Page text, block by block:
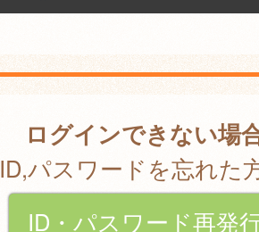
ログインできない場
ID,パスワードを忘れた
ID・パスワード再発